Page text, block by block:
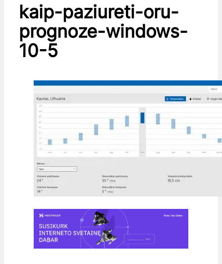
kaip-paziureti-oru-
prognoze-windows-
10-5